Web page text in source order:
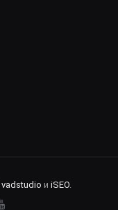
vadstudio и iSEO.